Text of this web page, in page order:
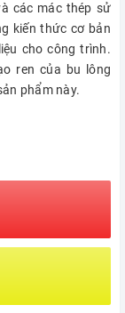
các mác thép sử
kiến thức cơ bản
cho công trình.
ren của bu lông
phẩm này.